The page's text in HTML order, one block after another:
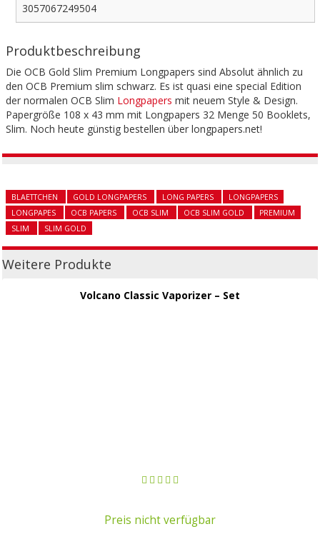
3057067249504
Produktbeschreibung
Die OCB Gold Slim Premium Longpapers sind Absolut ähnlich zu
den OCB Premium slim schwarz. Es ist quasi eine special Edition
der normalen OCB Slim Longpapers mit neuem Style & Design.
Papergröße 108 x 43 mm mit Longpapers 32 Menge 50 Booklets,
Slim. Noch heute günstig bestellen über longpapers.net!
BLAETTCHEN GOLD LONGPAPERS LONG PAPERS
LONGPAPERS
LONGPAPES
OCB PAPERS OCB SLIM OCB SLIM GOLD
PREMIUM
SLIM
SLIM GOLD
Weitere Produkte
Volcano Classic Vaporizer – Set
Preis nicht verfügbar